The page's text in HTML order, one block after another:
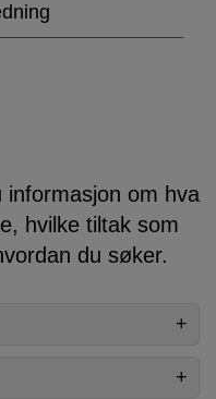
informasjon om hva
hvilke tiltak som
du søker.